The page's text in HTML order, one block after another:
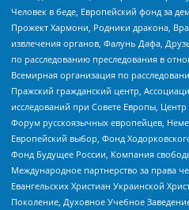
Человек в беде, Европейский фонд за
Прожект Хармони, Родники дракона,
извлечения органов, Фалунь Дафа,
по расследованию преследования в
Всемирная организация по
Пражский гражданский центр,
исследований при Совете Европы,
Форум русскоязычных европейцев,
Европейский выбор, Фонд
Фонд Будущее России, Компания
Международное партнерство за права
Евангельских Христиан Украинской
Поколение, Духовное Учебное